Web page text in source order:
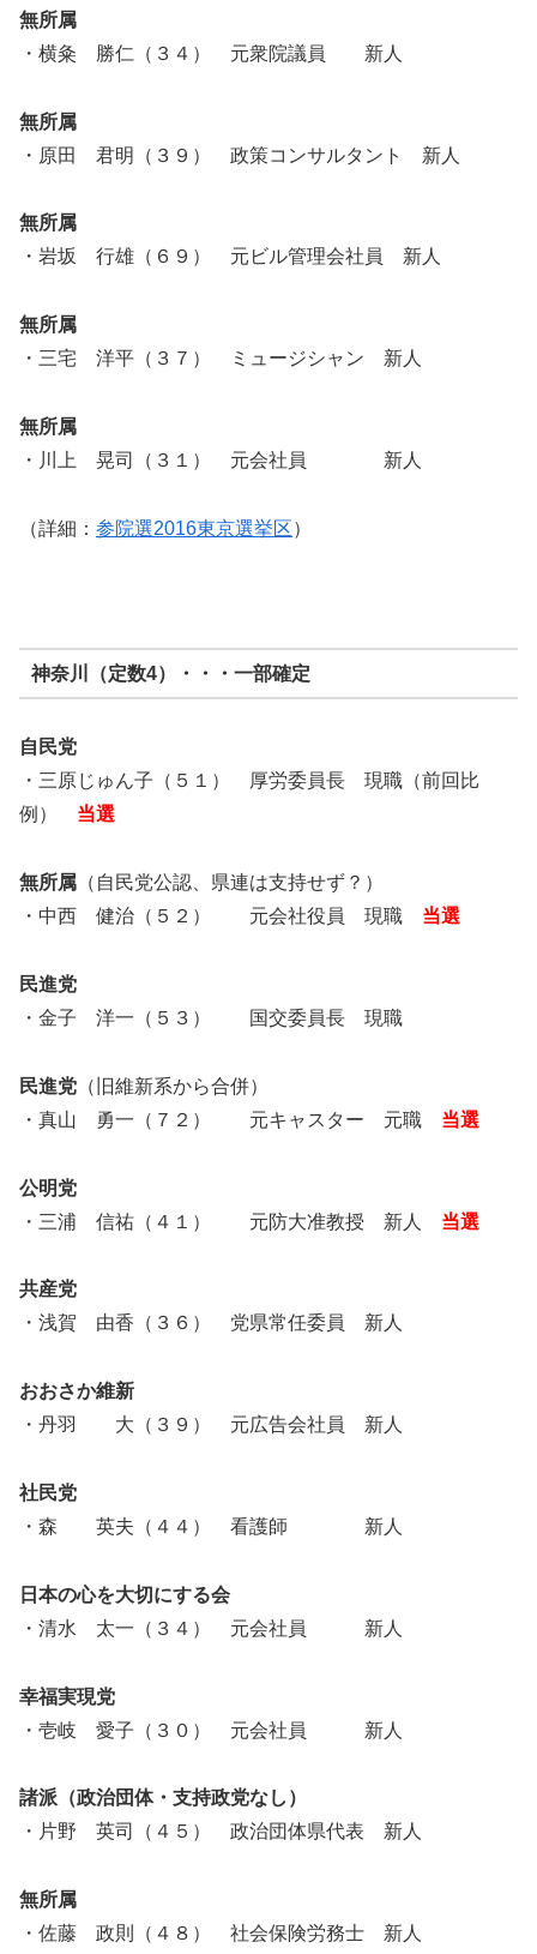
無所属
・横粂 勝仁（３４） 元衆院議員 新人
無所属
・原田 君明（３９） 政策コンサルタント 新人
無所属
・岩坂 行雄（６９） 元ビル管理会社員 新人
無所属
・三宅 洋平（３７） ミュージシャン 新人
無所属
・川上 晃司（３１） 元会社員 新人
（詳細： 参院選2016東京選挙区）
神奈川（定数4）・・・一部確定
自民党
・三原じゅん子（５１） 厚労委員長 現職（前回比
例） 当選
無所属 （自民党公認、県連は支持せず？）
・中西 健治（５２） 元会社役員 現職 当選
民進党
・金子 洋一（５３） 国交委員長 現職
民進党 （旧維新系から合併）
・真山 勇一（７２） 元キャスター 元職 当選
公明党
・三浦 信祐（４１） 元防大准教授 新人 当選
共産党
・浅賀 由香（３６） 党県常任委員 新人
おおさか維新
・丹羽 大（３９） 元広告会社員 新人
社民党
・森 英夫（４４） 看護師 新人
日本の心を大切にする会
・清水 太一（３４） 元会社員 新人
幸福実現党
・壱岐 愛子（３０） 元会社員 新人
諸派（政治団体・支持政党なし）
・片野 英司（４５） 政治団体県代表 新人
無所属
・佐藤 政則（４８） 社会保険労務士 新人